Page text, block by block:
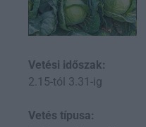
Vetési időszak:
2.15-tól 3.31-ig
Vetés típusa: